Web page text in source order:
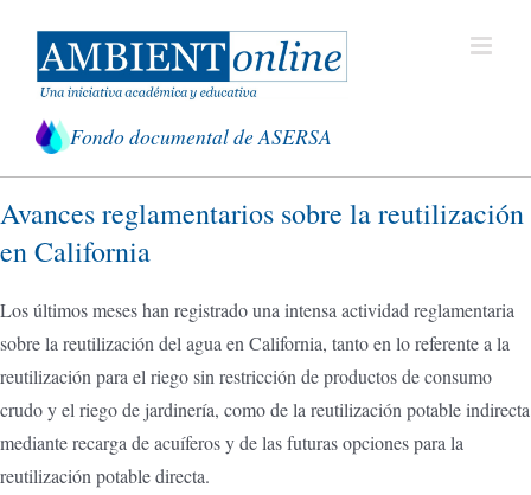
contenido
Fondo documental de ASERSA
Avances reglamentarios sobre la reutilización
en California
Los últimos meses han registrado una intensa actividad reglamentaria
sobre la reutilización del agua en California, tanto en lo referente a la
reutilización para el riego sin restricción de productos de consumo
crudo y el riego de jardinería, como de la reutilización potable indirecta
mediante recarga de acuíferos y de las futuras opciones para la
reutilización potable directa.